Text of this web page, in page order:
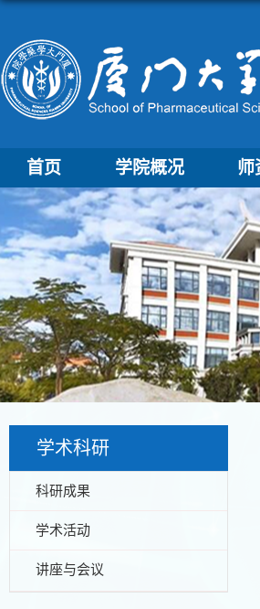
首页 学院概况 师
学术科研
科研成果
学术活动
讲座与会议